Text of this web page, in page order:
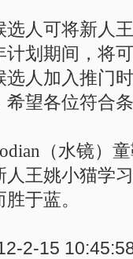
可将新人王
计划期间，将
人加入推门
希望各位符合
（水镜）童
人王姚小猫学
于蓝。
2-15